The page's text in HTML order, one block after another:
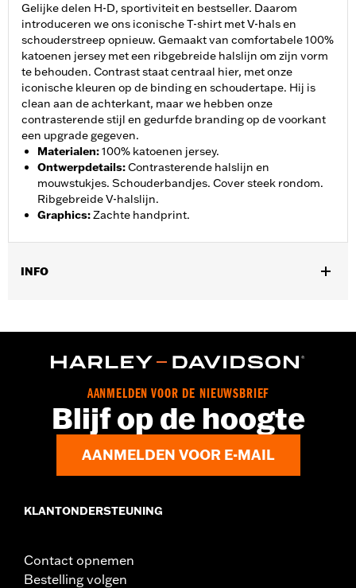
Gelijke delen H-D, sportiviteit en bestseller. Daarom
introduceren we ons iconische T-shirt met V-hals en
schouderstreep opnieuw. Gemaakt van comfortabele 100%
katoenen jersey met een ribgebreide halslijn om zijn vorm
te behouden. Contrast staat centraal hier, met onze
iconische kleuren op de binding en schoudertape. Hij is
clean aan de achterkant, maar we hebben onze
contrasterende stijl en gedurfde branding op de voorkant
een upgrade gegeven.
Materialen:100% katoenen jersey.
Ontwerpdetails:Contrasterende halslijn en
mouwstukjes. Schouderbandjes. Cover steek rondom.
Ribgebreide V-halslijn.
Graphics:Zachte handprint.
INFO
GARANTIE:2 jaar beperkte garantie - Ga naarwww.h-
Shirt Style:Vneck
Geïmporteerd
AANMELDEN VOOR DE NIEUWSBRIEF
Blijf op de hoogte
AANMELDEN VOOR E-MAIL
KLANTONDERSTEUNING
Contact opnemen
Bestelling volgen